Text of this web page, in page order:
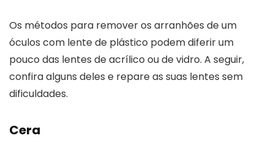
Os métodos para remover os arranhões de um
óculos com lente de plástico podem diferir um
pouco das lentes de acrílico ou de vidro. A seguir,
confira alguns deles e repare as suas lentes sem
dificuldades.
Cera